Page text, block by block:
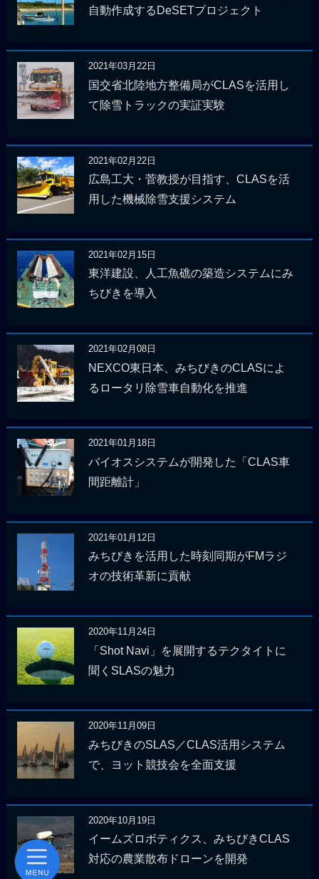
自動作成するDeSETプロジェクト
2021年03月22日
国交省北陸地方整備局がCLASを活用し
て除雪トラックの実証実験
2021年02月22日
広島工大・菅教授が目指す、CLASを活
用した機械除雪支援システム
2021年02月15日
東洋建設、人工魚礁の築造システムにみ
ちびきを導入
2021年02月08日
NEXCO東日本、みちびきのCLASによ
るロータリ除雪車自動化を推進
2021年01月18日
バイオスシステムが開発した「CLAS車
間距離計」
2021年01月12日
みちびきを活用した時刻同期がFMラジ
オの技術革新に貢献
2020年11月24日
「Shot Navi」を展開するテクタイトに
聞くSLASの魅力
2020年11月09日
みちびきのSLAS／CLAS活用システム
で、ヨット競技会を全面支援
2020年10月19日
イームズロボティクス、みちびきCLAS
対応の農業散布ドローンを開発